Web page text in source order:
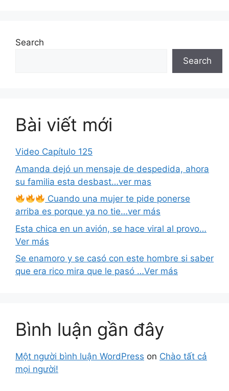
Search
Search
Bài viết mới
Video Capítulo 125
Amanda dejó un mensaje de despedida, ahora
su familia esta desbast…ver mas
Cuando una mujer te pide ponerse
arriba es porque ya no tie…ver más
Esta chica en un avión, se hace viral al provo…
Ver más
Se enamoro y se casó con este hombre si saber
que era rico mira que le pasó …Ver más
Bình luận gần đây
Một người bình luận WordPress on Chào tất cả
mọi người!